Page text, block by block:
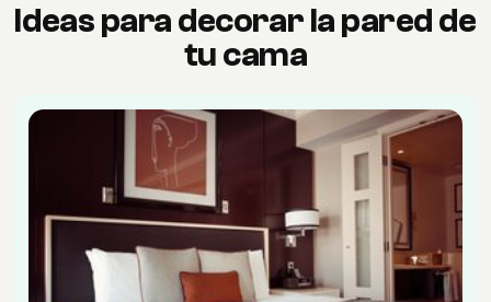
Ideas para decorar la pared de
tu cama